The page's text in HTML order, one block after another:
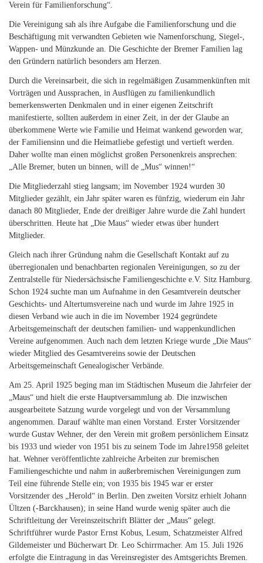
Verein für Familienforschung“.
Die Vereinigung sah als ihre Aufgabe die Familienforschung und die
Beschäftigung mit verwandten Gebieten wie Namenforschung, Siegel-,
Wappen- und Münzkunde an. Die Geschichte der Bremer Familien lag
den Gründern natürlich besonders am Herzen.
Durch die Vereinsarbeit, die sich in regelmäßigen Zusammenkünften mit
Vorträgen und Aussprachen, in Ausflügen zu familienkundlich
bemerkenswerten Denkmalen und in einer eigenen Zeitschrift
manifestierte, sollten außerdem in einer Zeit, in der der Glaube an
überkommene Werte wie Familie und Heimat wankend geworden war,
der Familiensinn und die Heimatliebe gefestigt und vertieft werden.
Daher wollte man einen möglichst großen Personenkreis ansprechen:
„Alle Bremer, buten un binnen, will de „Mus“ winnen!“
Die Mitgliederzahl stieg langsam; im November 1924 wurden 30
Mitglieder gezählt, ein Jahr später waren es fünfzig, wiederum ein Jahr
danach 80 Mitglieder, Ende der dreißiger Jahre wurde die Zahl hundert
überschritten. Heute hat „Die Maus“ wieder etwas über hundert
Mitglieder.
Gleich nach ihrer Gründung nahm die Gesellschaft Kontakt auf zu
überregionalen und benachbarten regionalen Vereinigungen, so zu der
Zentralstelle für Niedersächsische Familiengeschichte e.V. Sitz Hamburg.
Schon 1924 suchte man um Aufnahme in den Gesamtverein deutscher
Geschichts- und Altertumsvereine nach und wurde im Jahre 1925 in
diesen Verband wie auch in die im November 1924 gegründete
Arbeitsgemeinschaft der deutschen familien- und wappenkundlichen
Vereine aufgenommen. Auch nach dem letzten Kriege wurde „Die Maus“
wieder Mitglied des Gesamtvereins sowie der Deutschen
Arbeitsgemeinschaft Genealogischer Verbände.
Am 25. April 1925 beging man im Städtischen Museum die Jahrfeier der
„Maus“ und hielt die erste Hauptversammlung ab. Die inzwischen
ausgearbeitete Satzung wurde vorgelegt und von der Versammlung
angenommen. Darauf wählte man einen Vorstand. Erster Vorsitzender
wurde Gustav Wehner, der den Verein mit großem persönlichem Einsatz
bis 1933 und wieder von 1951 bis zu seinem Tode im Jahre1958 geleitet
hat. Wehner veröffentlichte zahlreiche Arbeiten zur bremischen
Familiengeschichte und nahm in außerbremischen Vereinigungen zum
Teil eine führende Stelle ein; von 1935 bis 1945 war er erster
Vorsitzender des „Herold“ in Berlin. Den zweiten Vorsitz erhielt Johann
Ültzen (-Barckhausen); in seine Hand wurde wenig später auch die
Schriftleitung der Vereinszeitschrift Blätter der „Maus“ gelegt.
Schriftführer wurde Pastor Ernst Kobus, Lesum, Schatzmeister Alfred
Gildemeister und Bücherwart Dr. Leo Schirrmacher. Am 15. Juli 1926
erfolgte die Eintragung in das Vereinsregister des Amtsgerichts Bremen.